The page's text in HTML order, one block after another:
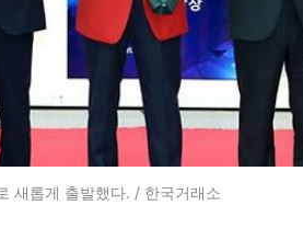
새롭게 출발했다. / 한국거래소